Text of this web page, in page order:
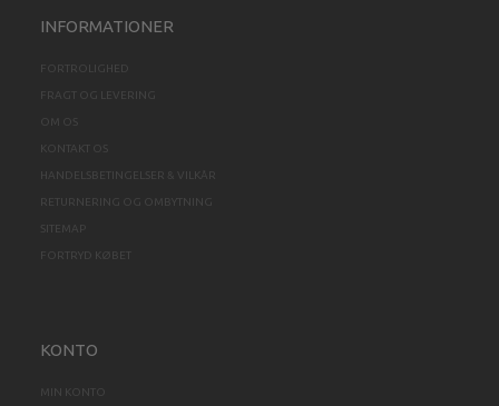
INFORMATIONER
FORTROLIGHED
FRAGT OG LEVERING
OM OS
KONTAKT OS
HANDELSBETINGELSER & VILKÅR
RETURNERING OG OMBYTNING
SITEMAP
FORTRYD KØBET
KONTO
MIN KONTO